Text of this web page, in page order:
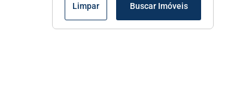
Limpar Buscar Imóveis